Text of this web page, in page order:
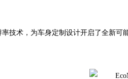
率技术，为车身定制设计开启了全新